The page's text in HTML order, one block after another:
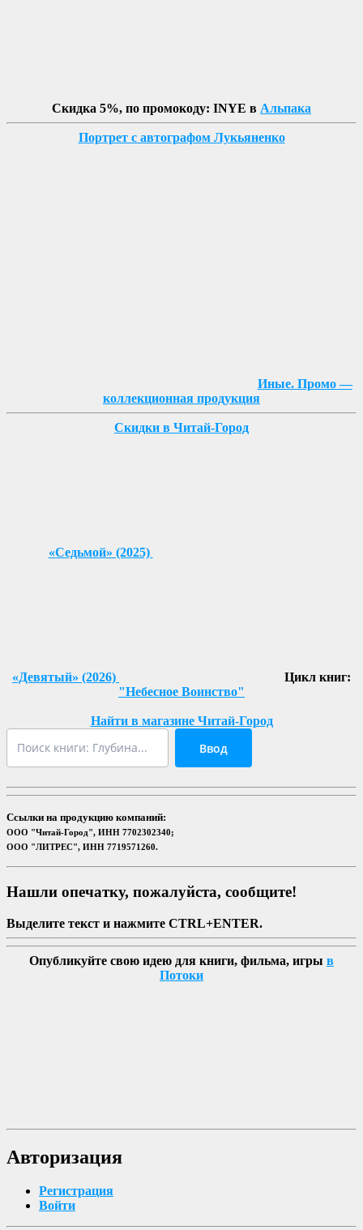
Скидка 5%, по промокоду: INYE в Альпака
Портрет с автографом Лукьяненко
Иные. Промо —
коллекционная продукция
Скидки в Читай-Город
«Седьмой» (2025)
«Девятый» (2026)
Цикл книг:
"Небесное Воинство"
Найти в магазине Читай-Город
Ввод
Ссылки на продукцию компаний:
ООО "Читай-Город", ИНН 7702302340;
ООО "ЛИТРЕС", ИНН 7719571260.
Нашли опечатку, пожалуйста, сообщите!
Выделите текст и нажмите CTRL+ENTER.
Опубликуйте свою идею для книги, фильма, игры в
Потоки
Авторизация
Регистрация
Войти